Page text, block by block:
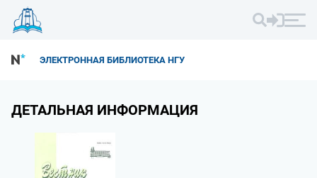
ЭЛЕКТРОННАЯ БИБЛИОТЕКА НГУ
ДЕТАЛЬНАЯ ИНФОРМАЦИЯ